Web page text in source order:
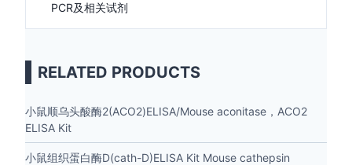
PCR及相关试剂
RELATED PRODUCTS
小鼠顺乌头酸酶2(ACO2)ELISA/Mouse aconitase，ACO2
ELISA Kit
小鼠组织蛋白酶D(cath-D)ELISA Kit Mouse cathepsin